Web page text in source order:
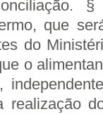
que
do
o
realização